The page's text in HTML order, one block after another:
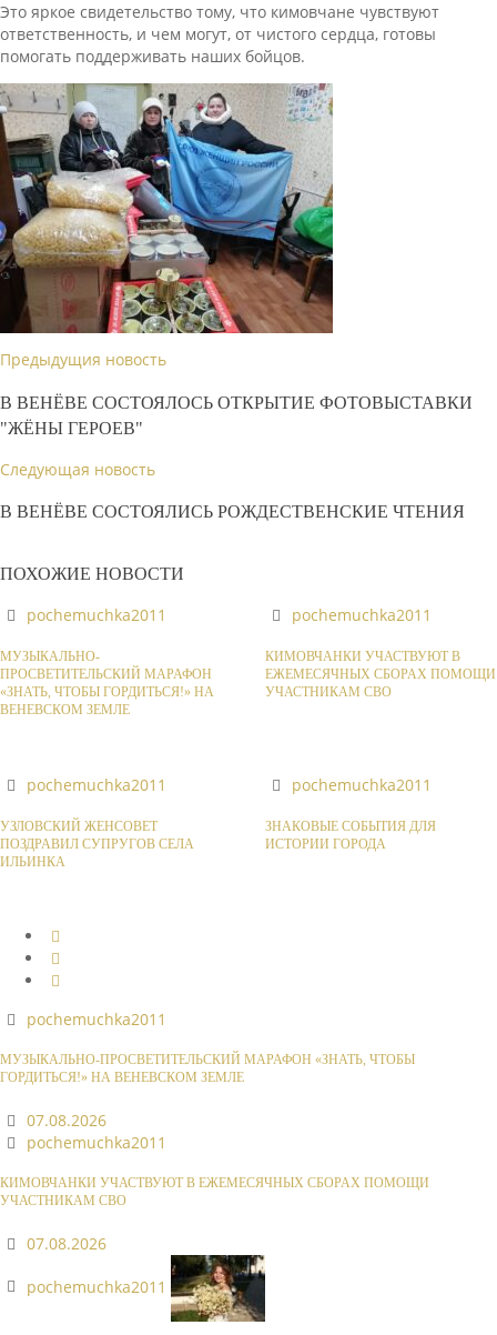
Это яркое свидетельство тому, что кимовчане чувствуют
ответственность, и чем могут, от чистого сердца, готовы
помогать поддерживать наших бойцов.
Предыдущия новость
В ВЕНЁВЕ СОСТОЯЛОСЬ ОТКРЫТИЕ ФОТОВЫСТАВКИ
"ЖЁНЫ ГЕРОЕВ"
Следующая новость
В ВЕНЁВЕ СОСТОЯЛИСЬ РОЖДЕСТВЕНСКИЕ ЧТЕНИЯ
ПОХОЖИЕ НОВОСТИ
pochemuchka2011
МУЗЫКАЛЬНО-
ПРОСВЕТИТЕЛЬСКИЙ МАРАФОН
«ЗНАТЬ, ЧТОБЫ ГОРДИТЬСЯ!» НА
ВЕНЕВСКОМ ЗЕМЛЕ
pochemuchka2011
КИМОВЧАНКИ УЧАСТВУЮТ В
ЕЖЕМЕСЯЧНЫХ СБОРАХ ПОМОЩИ
УЧАСТНИКАМ СВО
pochemuchka2011
УЗЛОВСКИЙ ЖЕНСОВЕТ
ПОЗДРАВИЛ СУПРУГОВ СЕЛА
ИЛЬИНКА
pochemuchka2011
ЗНАКОВЫЕ СОБЫТИЯ ДЛЯ
ИСТОРИИ ГОРОДА
pochemuchka2011
МУЗЫКАЛЬНО-ПРОСВЕТИТЕЛЬСКИЙ МАРАФОН «ЗНАТЬ, ЧТОБЫ
ГОРДИТЬСЯ!» НА ВЕНЕВСКОМ ЗЕМЛЕ
07.08.2026
pochemuchka2011
КИМОВЧАНКИ УЧАСТВУЮТ В ЕЖЕМЕСЯЧНЫХ СБОРАХ ПОМОЩИ
УЧАСТНИКАМ СВО
07.08.2026
pochemuchka2011